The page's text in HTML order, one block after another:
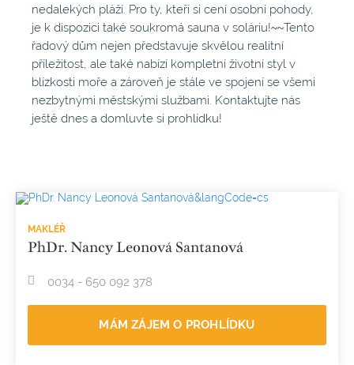
nedalekých pláží. Pro ty, kteří si cení osobní pohody,
je k dispozici také soukromá sauna v soláriu!~~Tento
řadový dům nejen představuje skvělou realitní
příležitost, ale také nabízí kompletní životní styl v
blízkosti moře a zároveň je stále ve spojení se všemi
nezbytnými městskými službami. Kontaktujte nás
ještě dnes a domluvte si prohlídku!
MAKLÉŘ
PhDr. Nancy Leonová Santanová
0034 - 650 092 378
MÁM ZÁJEM O PROHLÍDKU